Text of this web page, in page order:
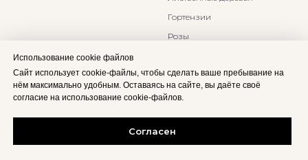
Гортензии
Розы
Бонсаи и Ниваки
Злаки и травы
Использование cookie файлов
Сайт использует cookie-файлы, чтобы сделать ваше пребывание на
нём максимально удобным. Оставаясь на сайте, вы даёте своё
согласие на использование cookie-файлов.
Согласен